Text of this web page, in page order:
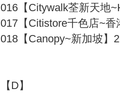
016【Citywalk荃新天地
017【Citistore千色店~香
018【Canopy~新加坡】
【D】